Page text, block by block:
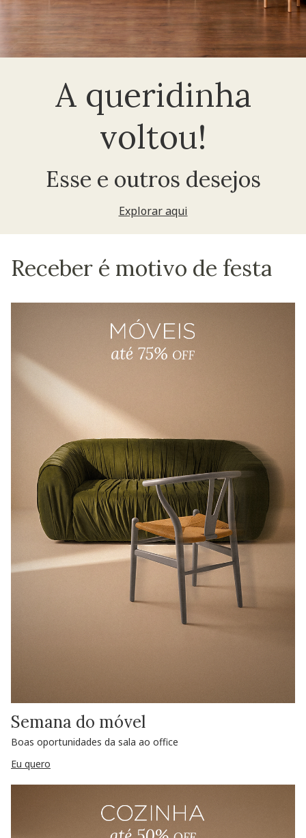
A queridinha
voltou!
Esse e outros desejos
Explorar aqui
Receber é motivo de festa
Semana do móvel
Boas oportunidades da sala ao office
Eu quero